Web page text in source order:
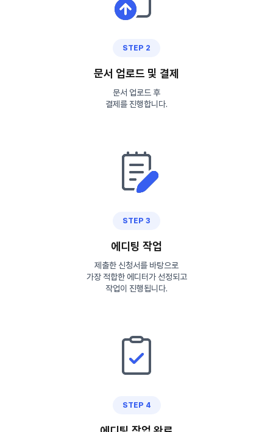
STEP 2
문서 업로드 및 결제
문서 업로드 후
결제를 진행합니다.
STEP 3
에디팅 작업
제출한 신청서를 바탕으로
가장 적합한 에디터가 선정되고
작업이 진행됩니다.
STEP 4